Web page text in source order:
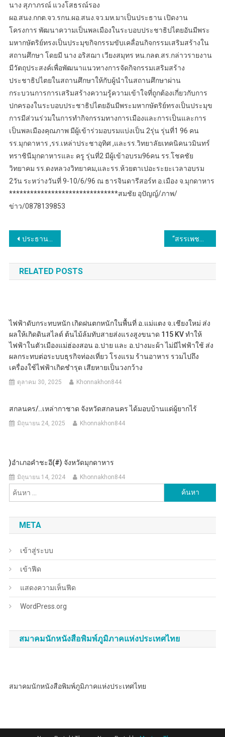
นาง สุภาภรณ์ แวงโสธรณ์รอง
ผอ.สนง.กกต.จว.รกน.ผอ.สนง.จว.มห.มาเป็นประธาน เปิดงาน
โครงการ พัฒนาความเป็นพลเมืองในระบอบประชาธิปไตยอันมีพระ
มหากษัตริย์ทรงเป็นประมุขกิจกรรมขับเคลื่อนกิจกรรมเสริมสร้างใน
สถานศึกษา โดยมี นาง อริสฌา เวียงสมุทร หน.กลต.สร.กล่าวรายงาน
มีวัตถุประสงค์เพื่อพัฒนาแนวทางการจัดกิจกรรมเสริมสร้าง
ประชาธิปไตยในสถานศึกษาให้กับผู้นำในสถานศึกษาผ่าน
กระบวนการการเสริมสร้างความรู้ความเข้าใจที่ถูกต้องเกี่ยวกับการ
ปกครองในระบอบประชาธิปไตยอันมีพระมหากษัตริย์ทรงเป็นประมุข
การมีส่วนร่วมในการทำกิจกรรมทางการเมืองและการเป็นและการ
เป็นพลเมืองคุณภาพ มีผู้เข้าร่วมอบรมแบ่งเป็น 2รุ่น รุ่นที่1 96 คน
รร.มุกดาหาร ,รร.เหล่าประชาอุทิศ ,และรร.วิทยาลัยเทคนิคนวมินทร์
ทราชินีมุกดาหารและ ครู รุ่นที่2 มีผู้เข้าอบรม96คน รร.โชคชัย
วิทยาคม รร.ดงหลวงวิทยาคม,และรร.ห้วยตาเปอะระยะเวลาอบรม
2วัน ระหว่างวันที่ 9-10/6/96 ณ ธารจินดารีสอร์ท อ.เมือง จ.มุกดาหาร
*******************************สมชัย อุปัญญ์/ภาพ/
ข่าว/0878139853
แนะแนว
เรื่อง
ประธานวุฒิสภา มอบหมายรองเกรียงไกรฯ เป็นผู้ต้อนรับเกียรติยศ ให้การรับรองมาดามเสียน ฮุย (Madam Xian Hui) รองประธานสภาที่ปรึกษาทางการเมืองแห่งชาติจีน และคณะ ในโอกาสเยือนประเทศไทยอย่างเป็นทางการในฐานะแขกของวุฒิสภา ระหว่างวันที่ 10-12 มิถุนายน 2569
RELATED POSTS
ไฟฟ้าดับกระทบหนัก เกิดฝนตกหนักในพื้นที่ อ.แม่แตง จ.เชียงใหม่ ส่ง
ผลให้เกิดดินสไลด์ ต้นไม้ล้มทับสายส่งแรงสูงขนาด 115 KV ทำให้
ไฟฟ้าในตัวเมืองแม่ฮ่องสอน อ.ปาย และ อ.ปางมะผ้า ไม่มีไฟฟ้าใช้ ส่ง
ผลกระทบต่อระบบธุรกิจท่องเที่ยว โรงแรม ร้านอาหาร รวมไปถึง
เครื่องใช้ไฟฟ้าเกิดชำรุด เสียหายเป็นวงกว้าง
ตุลาคม 30, 2025 Khonnakhon844
สกลนคร/..เหล่ากาชาด จังหวัดสกลนคร ได้มอบบ้านแด่ผู้ยากไร้
มิถุนายน 24, 2025 Khonnakhon844
)อำเภอคำชะอี(#) จังหวัดมุกดาหาร
มิถุนายน 14, 2024 Khonnakhon844
สำหรับ:
META
เข้าสู่ระบบ
เข้าฟีด
แสดงความเห็นฟีด
WordPress.org
สมาคมนักหนังสือพิมพ์ภูมิภาคแห่งประเทศไทย
สมาคมนักหนังสือพิมพ์ภูมิภาคแห่งประเทศไทย